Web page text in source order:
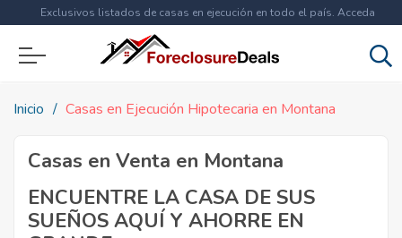
Exclusivos listados de casas en ejecución en todo el país. Acceda
ahora a
Inicio Casas en Ejecución Hipotecaria en Montana
Casas en Venta en Montana
ENCUENTRE LA CASA DE SUS
SUEÑOS AQUÍ Y AHORRE EN